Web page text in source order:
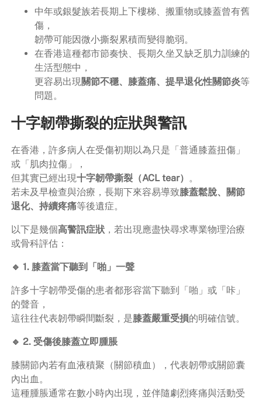
中年或銀髮族若長期上下樓梯、搬重物或膝蓋曾有舊
傷，
韌帶可能因微小撕裂累積而變得脆弱。
在香港這種都市節奏快、長期久坐又缺乏肌力訓練的
生活型態中，
更容易出現關節不穩、膝蓋痛、提早退化性關節炎等
問題。
十字韌帶撕裂的症狀與警訊
在香港，許多病人在受傷初期以為只是「普通膝蓋扭傷」
或「肌肉拉傷」，
但其實已經出現十字韌帶撕裂（ACL tear） 。
若未及早檢查與治療，長期下來容易導致膝蓋鬆脫、關節
退化、持續疼痛等後遺症。
以下是幾個高警訊症狀，若出現應盡快尋求專業物理治療
或骨科評估：
🔹 1. 膝蓋當下聽到「啪」一聲
許多十字韌帶受傷的患者都形容當下聽到「啪」或「咔」
的聲音，
這往往代表韌帶瞬間斷裂，是膝蓋嚴重受損的明確信號。
🔹 2. 受傷後膝蓋立即腫脹
膝關節內若有血液積聚（關節積血），代表韌帶或關節囊
內出血。
這種腫脹通常在數小時內出現，並伴隨劇烈疼痛與活動受